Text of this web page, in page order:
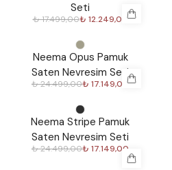
Seti
₺ 17.499,00₺ 12.249,00
Neema Opus Pamuk
Saten Nevresim Seti
₺ 24.499,00₺ 17.149,00
Neema Stripe Pamuk
Saten Nevresim Seti
₺ 24.499,00₺ 17.149,00